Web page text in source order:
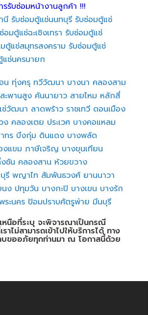
รับซ่อมหน้างานลูกค้า !!!
นี รับซ่อมตู้แช่นนทบุรี รับซ่อมตู้แช่
อมตู้แช่ฉะเชิงเทรา รับซ่อมตู้แช่
ตู้แช่สมุทรสงคราม รับซ่อมตู้แช่
แช่นครนายก
น ทุ่งครุ ทวีวัฒนา บางนา คลองสาม
สะพานสูง คันนายาว สายไหม หลักสี่
ช่วัฒนา ลาดพร้าว ราชเทวี ดอนเมือง
ง คลองเตย ประเวศ บางคอแหลม
ทร บึงกุ่ม ดินแดง บางพลัด
งแขม ภาษีเจริญ บางขุนเทียน
ชัน คลองสาน ห้วยขวาง
รี พญาไท สัมพันธวงศ์ ยานนาวา
นง ปทุมวัน บางกะปิ บางเขน บางรัก
ระนคร ป้อมปราบศัตรูพ่าย มีนบุรี
นือที่ระบุ จะพิจารณาเป็นกรณี
าไม่สามารถเข้าไปให้บริการได้ ทาง
ขออภัยทุกท่านมา ณ โอกาสนี้ด้วย